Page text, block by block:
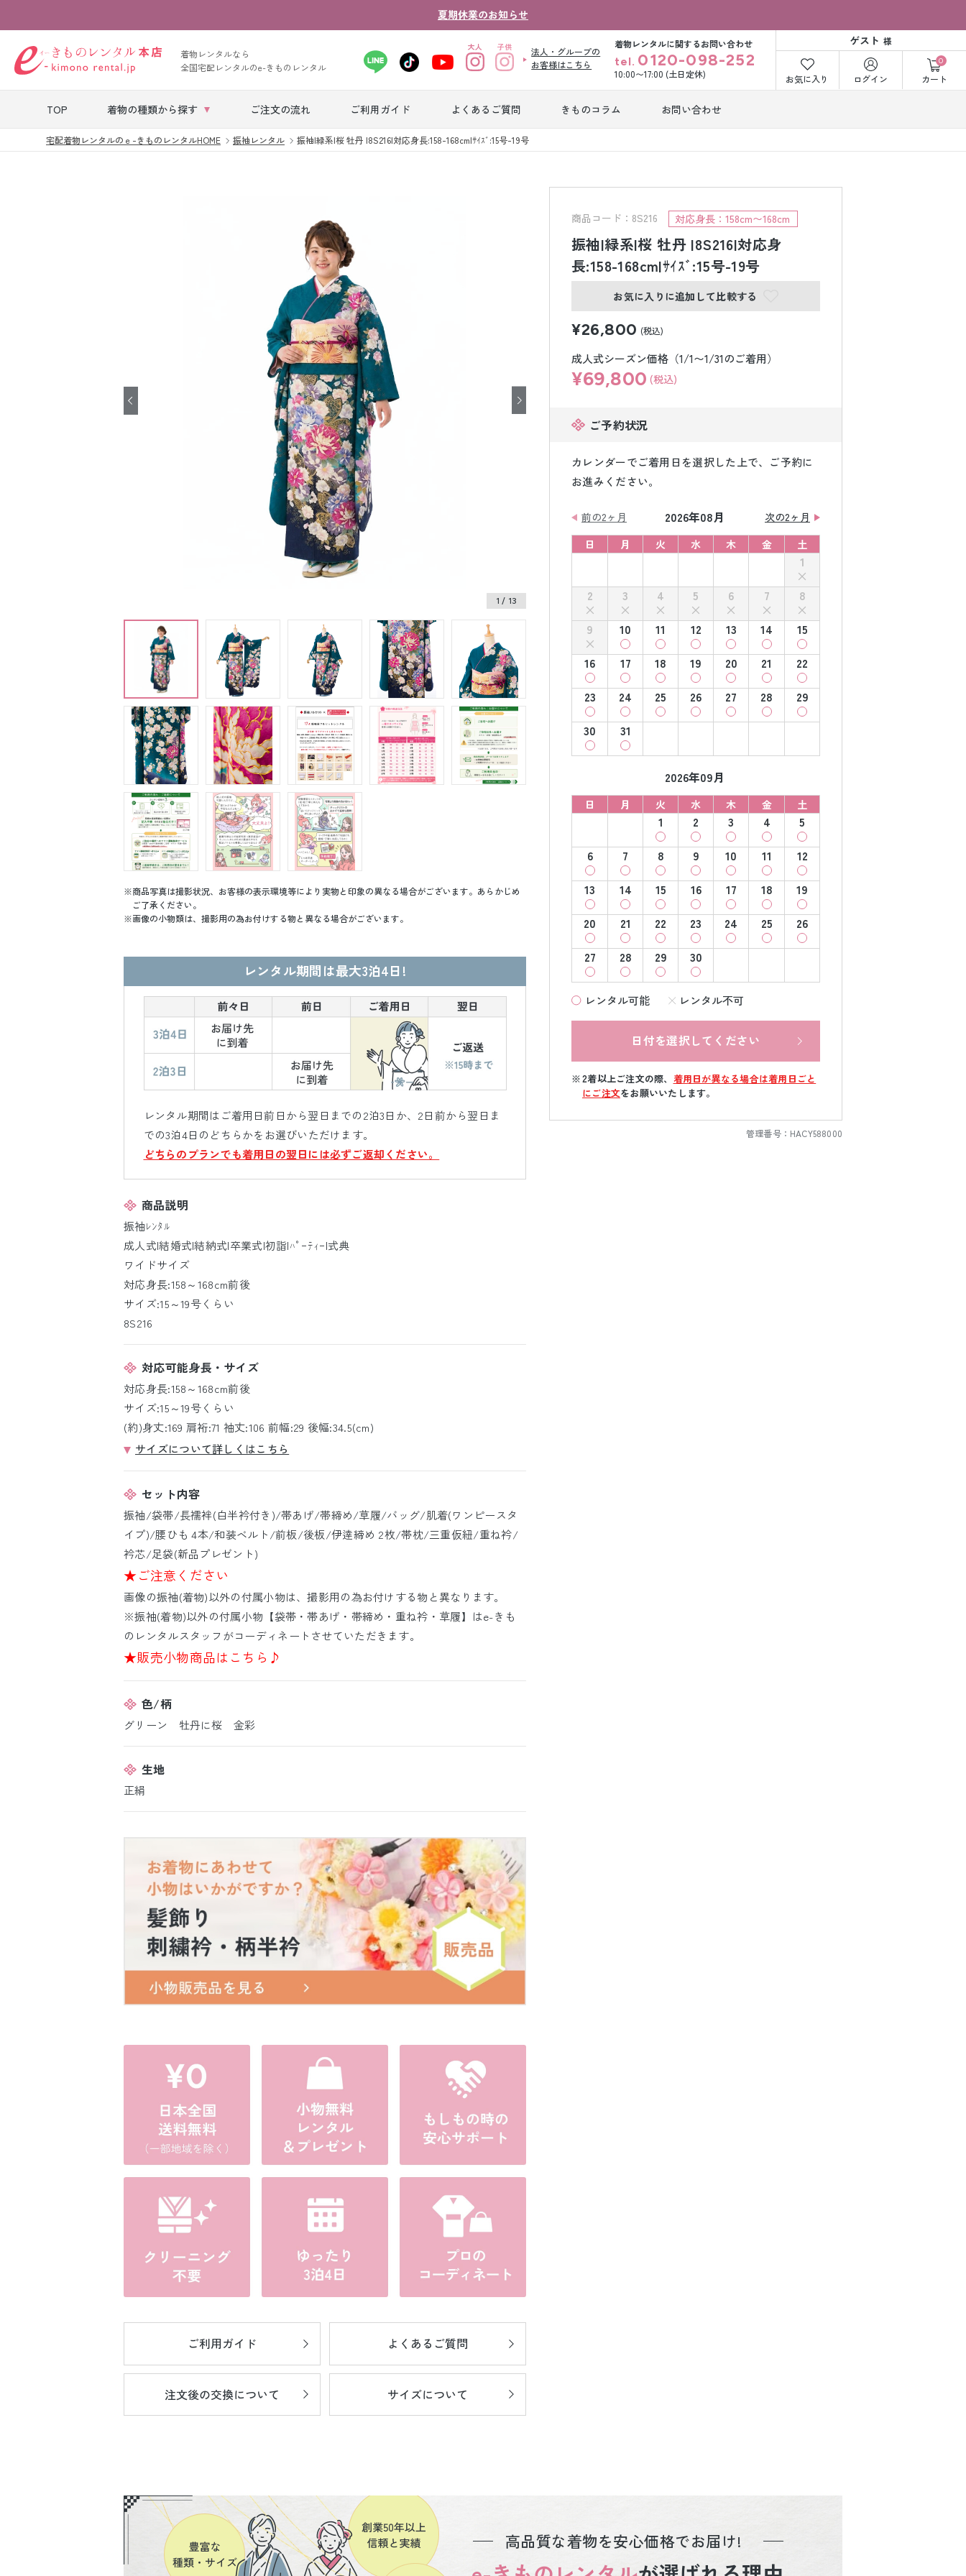
夏期休業のお知らせ
着物レンタルなら
全国宅配レンタルのe-きものレンタル
法人・グループの
お客様はこちら
着物レンタルに関するお問い合わせ
tel. 0120-098-252
10:00〜17:00 (土日定休)
ゲスト 様
お気に入り ログイン
0
カート
TOP 着物の種類から探す ご注文の流れ ご利用ガイド よくあるご質問 きものコラム お問い合わせ
七五三レンタル 振袖レンタル
卒業式袴レンタ
ル
産着レンタル
レンタル
タル
紋付袴レンタル
男性礼装レンタ
ル
色打掛&紋付袴
レンタル
小物販売品
宅配着物レンタルのｅ-きものレンタルHOME 振袖レンタル 振袖|緑系|桜 牡丹 |8S216|対応身長:158-168cm|ｻｲｽﾞ:15号-19号
商品コード：8S216 対応身長：158cm〜168cm
振袖|緑系|桜 牡丹 |8S216|対応身
長:158-168cm|ｻｲｽﾞ:15号-19号
お気に入りに追加して比較する
¥26,800 (税込)
成人式シーズン価格（1/1〜1/31のご着用）
¥69,800 (税込)
ご予約状況
カレンダーでご着用日を選択した上で、ご予約に
お進みください。
前の2ヶ月 2026年08月
次の2ヶ月
日
月 火 水 木 金 土
1
2
3 4 5 6 7
8
9
10 11 12 13 14
15
16
17 18 19 20 21
22
23
24 25 26 27 28
29
30
31
2026年09月
日 月 火 水 木 金 土
1 2 3 4
5
6
7 8 9 10 11
12
13
14 15 16 17 18
19
20
21 22 23 24 25
26
27
28 29 30
レンタル可能 レンタル不可
日付を選択してください
2着以上ご注文の際、 着用日が異なる場合は着用日ごと
にご注文をお願いいたします。
管理番号： HACY588000
1 / 13
商品写真は撮影状況、お客様の表示環境等により実物と印象の異なる場合がございます。あらかじめ
ご了承ください。
画像の小物類は、撮影用の為お付けする物と異なる場合がございます。
レンタル期間は最大3泊4日!
レンタル期間はご着用日前日から翌日までの2泊3日か、2日前から翌日ま
での3泊4日のどちらかをお選びいただけます。
どちらのプランでも着用日の翌日には必ずご返却ください。
商品説明
振袖ﾚﾝﾀﾙ
成人式|結婚式|結納式|卒業式|初詣|ﾊﾟｰﾃｨｰ|式典
ワイドサイズ
対応身長:158～168cm前後
サイズ:15～19号くらい
8S216
対応可能身長・サイズ
対応身長:158～168cm前後
サイズ:15～19号くらい
(約)身丈:169 肩裄:71 袖丈:106 前幅:29 後幅:34.5(cm)
サイズについて詳しくはこちら
セット内容
振袖/袋帯/長襦袢(白半衿付き)/帯あげ/帯締め/草履/バッグ/肌着(ワンピースタ
イプ)/腰ひも 4本/和装ベルト/前板/後板/伊逹締め 2枚/帯枕/三重仮紐/重ね衿/
衿芯/足袋(新品プレゼント)
★ご注意ください
画像の振袖(着物)以外の付属小物は、撮影用の為お付けする物と異なります。
※振袖(着物)以外の付属小物【袋帯・帯あげ・帯締め・重ね衿・草履】はe-きも
のレンタルスタッフがコーディネートさせていただきます。
★販売小物商品はこちら♪
色/柄
グリーン 牡丹に桜 金彩
生地
正絹
ご利用ガイド よくあるご質問
注文後の交換について サイズについて
高品質な着物を安心価格でお届け!